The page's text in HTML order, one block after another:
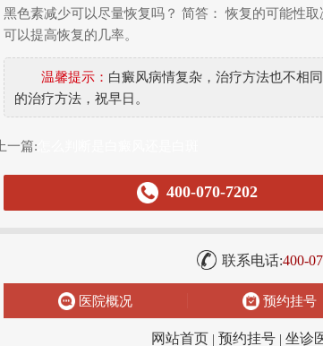
黑色素减少可以尽量恢复吗？ 简答： 恢复的可能性
可以提高恢复的几率。
温馨提示： 白癜风病情复杂，治疗方法也不相
的治疗方法，祝早日。
上一篇:
400-070-7202
联系电话:400-
医院概况 预约挂号
网站首页| 预约挂号| 坐诊